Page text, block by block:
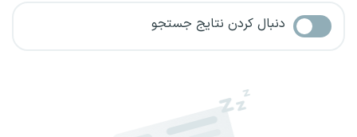
دنبال کردن نتایج جستجو